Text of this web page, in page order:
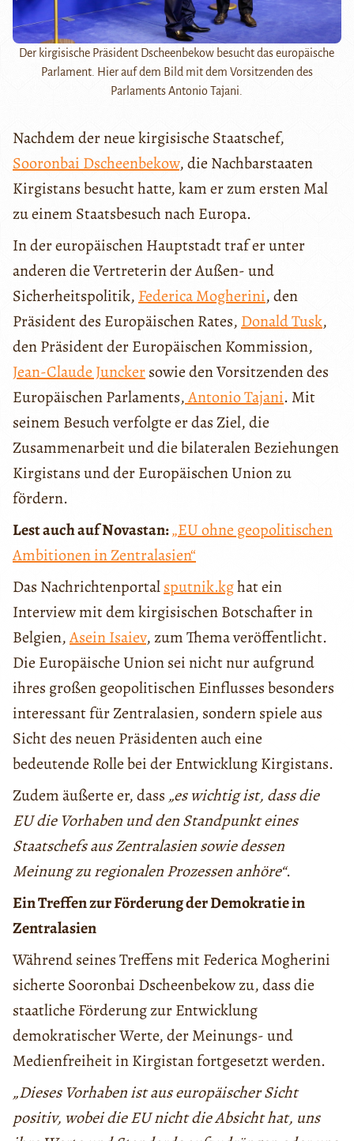
Der kirgisische Präsident Dscheenbekow besucht das europäische
Parlament. Hier auf dem Bild mit dem Vorsitzenden des
Parlaments Antonio Tajani.
Nachdem der neue kirgisische Staatschef,
Sooronbai Dscheenbekow, die Nachbarstaaten
Kirgistans besucht hatte, kam er zum ersten Mal
zu einem Staatsbesuch nach Europa.
In der europäischen Hauptstadt traf er unter
anderen die Vertreterin der Außen- und
Sicherheitspolitik, Federica Mogherini, den
Präsident des Europäischen Rates, Donald Tusk,
den Präsident der Europäischen Kommission,
Jean-Claude Junckersowie den Vorsitzenden des
Europäischen Parlaments,Antonio Tajani. Mit
seinem Besuch verfolgte er das Ziel, die
Zusammenarbeit und die bilateralen Beziehungen
Kirgistans und der Europäischen Union zu
fördern.
Lest auch auf Novastan:„EU ohne geopolitischen
Ambitionen in Zentralasien“
Das Nachrichtenportalsputnik.kghat ein
Interview mit dem kirgisischen Botschafter in
Belgien,Asein Isaiev, zum Thema veröffentlicht.
Die Europäische Union sei nicht nur aufgrund
ihres großen geopolitischen Einflusses besonders
interessant für Zentralasien, sondern spiele aus
Sicht des neuen Präsidenten auch eine
bedeutende Rolle bei der Entwicklung Kirgistans.
Zudem äußerte er, dass „es wichtig ist, dass die
EU die Vorhaben und den Standpunkt eines
Staatschefs aus Zentralasien sowie dessen
Meinung zu regionalen Prozessen anhöre“.
Ein Treffen zur Förderung der Demokratie in
Zentralasien
Während seines Treffens mit Federica Mogherini
sicherte Sooronbai Dscheenbekow zu, dass die
staatliche Förderung zur Entwicklung
demokratischer Werte, der Meinungs- und
Medienfreiheit in Kirgistan fortgesetzt werden.
„Dieses Vorhaben ist aus europäischer Sicht
positiv, wobei die EU nicht die Absicht hat, uns